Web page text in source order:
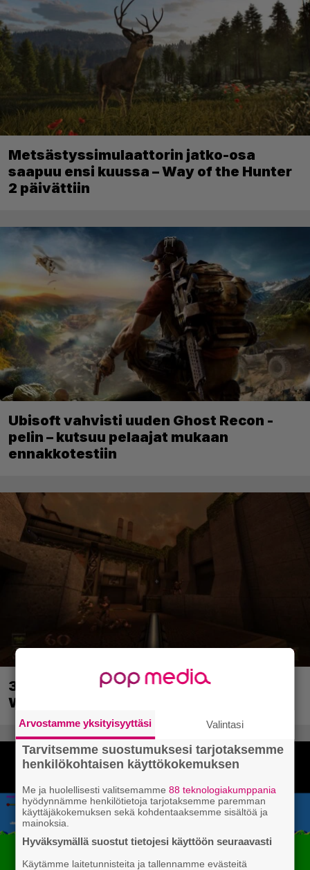
Metsästyssimulaattorin jatko-osa
saapuu ensi kuussa – Way of the Hunter
2 päivättiin
Ubisoft vahvisti uuden Ghost Recon -
pelin – kutsuu pelaajat mukaan
ennakkotestiin
30-vuotias Quake sai uuden episodin
Wolfenstein-kehittäjiltä
Arvostamme yksityisyyttäsi Valintasi
Tarvitsemme suostumuksesi tarjotaksemme
henkilökohtaisen käyttökokemuksen
Me ja huolellisesti valitsemamme88 teknologiakumppania
hyödynnämme henkilötietoja tarjotaksemme paremman
käyttäjäkokemuksen sekä kohdentaaksemme sisältöä ja
mainoksia.
Hyväksymällä suostut tietojesi käyttöön seuraavasti
Käytämme laitetunnisteita ja tallennamme evästeitä